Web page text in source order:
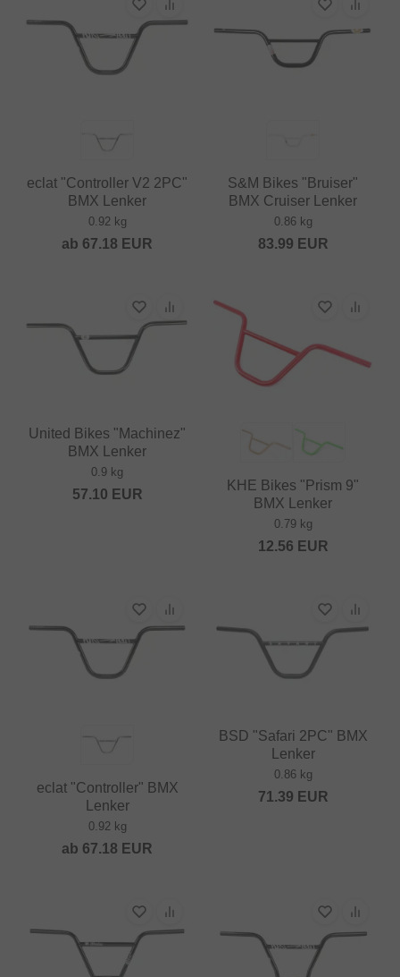
eclat "Controller V2 2PC"
BMX Lenker
0.92 kg
ab 67.18 EUR
S&M Bikes "Bruiser"
BMX Cruiser Lenker
0.86 kg
83.99 EUR
United Bikes "Machinez"
BMX Lenker
0.9 kg
57.10 EUR
KHE Bikes "Prism 9"
BMX Lenker
0.79 kg
12.56 EUR
eclat "Controller" BMX
Lenker
0.92 kg
ab 67.18 EUR
BSD "Safari 2PC" BMX
Lenker
0.86 kg
71.39 EUR